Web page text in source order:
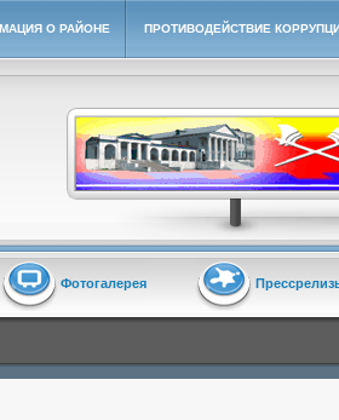
О РАЙОНЕ ПРОТИВОДЕЙСТВИЕ
Фотогалерея